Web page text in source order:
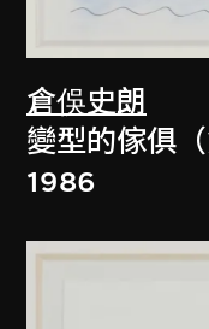
倉俁史朗
變型的傢俱（
1986